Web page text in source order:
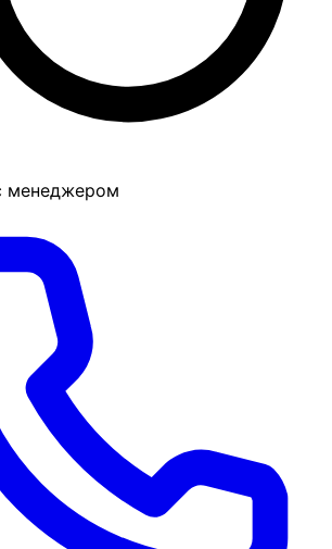
менеджером